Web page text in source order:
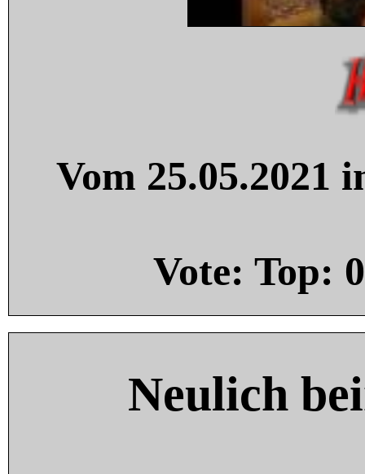
Vom 25.05.2021
Vote: Top: 0
Neulich